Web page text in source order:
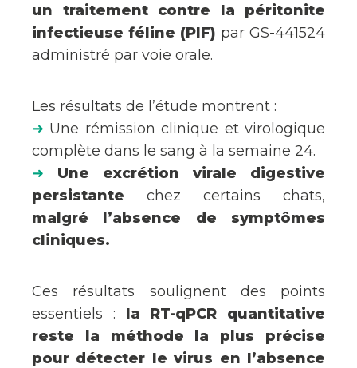
un traitement contre la péritonite
infectieuse féline (PIF) par GS-441524
administré par voie orale.
Les résultats de l’étude montrent :
➜ Une rémission clinique et virologique
complète dans le sang à la semaine 24.
➜
Une excrétion virale digestive
persistante chez certains chats,
malgré l’absence de symptômes
cliniques.
Ces résultats soulignent des points
essentiels : la RT-qPCR quantitative
reste la méthode la plus précise
pour détecter le virus en l’absence